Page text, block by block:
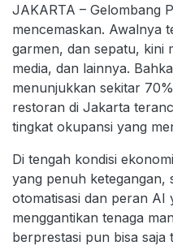
JAKARTA – Gelombang
mencemaskan. Awalnya
garmen, dan sepatu, kini
media, dan lainnya.
menunjukkan sekitar
restoran di Jakarta
tingkat okupansi yang
Di tengah kondisi
yang penuh ketegangan,
otomatisasi dan peran AI
menggantikan tenaga
berprestasi pun bisa